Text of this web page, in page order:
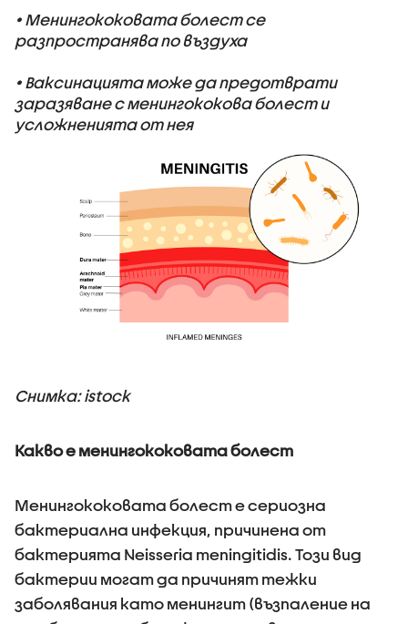
• Менингококовата болест се
разпространява по въздуха
• Ваксинацията може да предотврати
заразяване с менингококова болест и
усложненията от нея
Снимка: istock
Какво е менингококовата болест
Менингококовата болест е сериозна
бактериална инфекция, причинена от
бактерията Neisseria meningitidis. Този вид
бактерии могат да причинят тежки
заболявания като менингит (възпаление на